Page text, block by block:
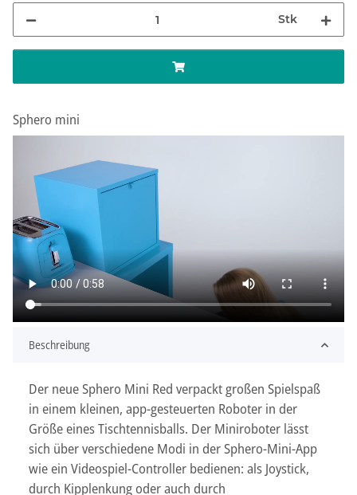
Stk
Sphero mini
Beschreibung
Der neue Sphero Mini Red verpackt großen Spielspaß
in einem kleinen, app-gesteuerten Roboter in der
Größe eines Tischtennisballs. Der Miniroboter lässt
sich über verschiedene Modi in der Sphero-Mini-App
wie ein Videospiel-Controller bedienen: als Joystick,
durch Kipplenkung oder auch durch